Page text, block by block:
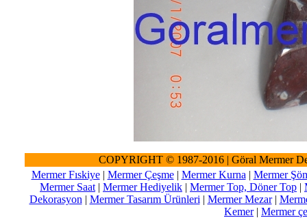
COPYRIGHT © 1987-2016 | Göral Mermer
Mermer Fıskiye| Mermer Çeşme| Mermer Kurna | Mermer
Mermer Saat | Mermer Hediyelik | Mermer Top, Döner Top |
Dekorasyon | Mermer Tasarım Ürünleri | Mermer Mezar|
Kemer| Mermer